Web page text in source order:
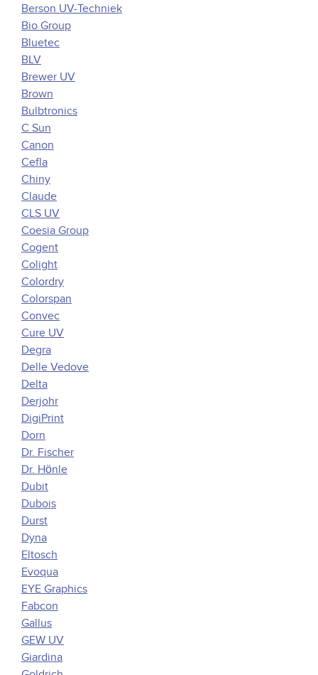
Berson UV-Techniek
Bio Group
Bluetec
BLV
Brewer UV
Brown
Bulbtronics
C Sun
Canon
Cefla
Chiny
Claude
CLS UV
Coesia Group
Cogent
Colight
Colordry
Colorspan
Convec
Cure UV
Degra
Delle Vedove
Delta
Derjohr
DigiPrint
Dorn
Dr. Fischer
Dr. Hönle
Dubit
Dubois
Durst
Dyna
Eltosch
Evoqua
EYE Graphics
Fabcon
Gallus
GEW UV
Giardina